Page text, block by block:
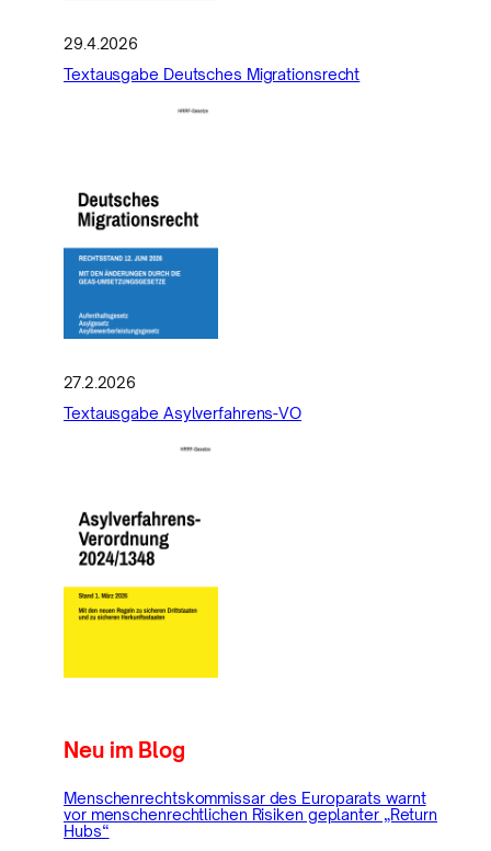
29.4.2026
Textausgabe Deutsches Migrationsrecht
27.2.2026
Textausgabe Asylverfahrens-VO
Neu im Blog
Menschenrechtskommissar des Europarats warnt
vor menschenrechtlichen Risiken geplanter „Return
Hubs“